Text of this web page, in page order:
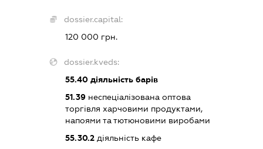
dossier.capital:
120 000 грн.
dossier.kveds:
55.40діяльність барів
51.39неспеціалізована оптова
торгівля харчовими продуктами,
напоями та тютюновими виробами
55.30.2діяльність кафе